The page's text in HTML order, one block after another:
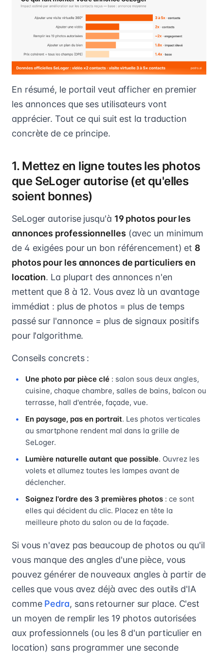
En résumé, le portail veut afficher en premier
les annonces que ses utilisateurs vont
apprécier. Tout ce qui suit est la traduction
concrète de ce principe.
1. Mettez en ligne toutes les photos
que SeLoger autorise (et qu'elles
soient bonnes)
SeLoger autorise jusqu'à 19 photos pour les
annonces professionnelles (avec un minimum
de 4 exigées pour un bon référencement) et 8
photos pour les annonces de particuliers en
location. La plupart des annonces n'en
mettent que 8 à 12. Vous avez là un avantage
immédiat : plus de photos = plus de temps
passé sur l'annonce = plus de signaux positifs
pour l'algorithme.
Conseils concrets :
Une photo par pièce clé : salon sous deux angles,
cuisine, chaque chambre, salles de bains, balcon ou
terrasse, hall d'entrée, façade, vue.
En paysage, pas en portrait. Les photos verticales
au smartphone rendent mal dans la grille de
SeLoger.
Lumière naturelle autant que possible. Ouvrez les
volets et allumez toutes les lampes avant de
déclencher.
Soignez l'ordre des 3 premières photos : ce sont
elles qui décident du clic. Placez en tête la
meilleure photo du salon ou de la façade.
Si vous n'avez pas beaucoup de photos ou qu'il
vous manque des angles d'une pièce, vous
pouvez générer de nouveaux angles à partir de
celles que vous avez déjà avec des outils d'IA
comme Pedra, sans retourner sur place. C'est
un moyen de remplir les 19 photos autorisées
aux professionnels (ou les 8 d'un particulier en
location) sans programmer une seconde